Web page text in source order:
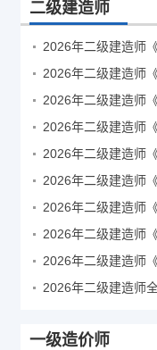
二级建造师
一级造价师